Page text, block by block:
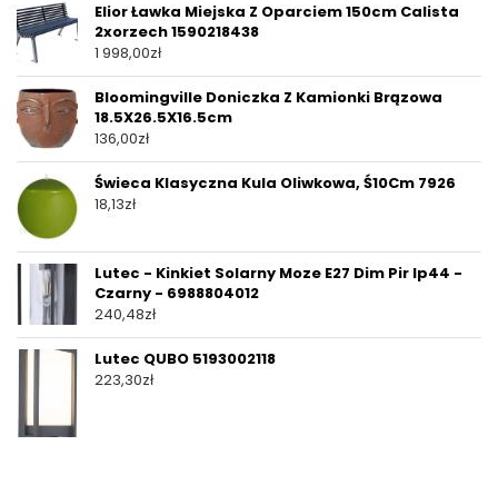
Elior Ławka Miejska Z Oparciem 150cm Calista
2xorzech 1590218438
1 998,00zł
Bloomingville Doniczka Z Kamionki Brązowa
18.5X26.5X16.5cm
136,00zł
Świeca Klasyczna Kula Oliwkowa, Ś10Cm 7926
18,13zł
Lutec - Kinkiet Solarny Moze E27 Dim Pir Ip44 -
Czarny - 6988804012
240,48zł
Lutec QUBO 5193002118
223,30zł